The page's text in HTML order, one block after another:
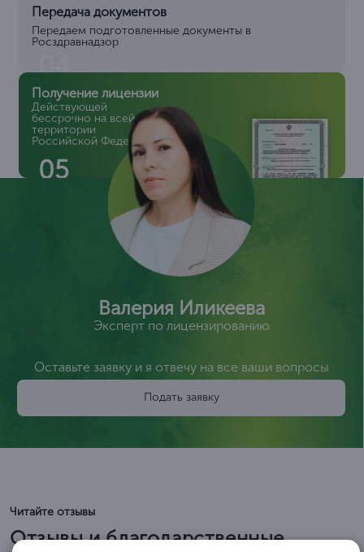
Передача документов
Передаем подготовленные документы в
Росздравнадзор
04
Получение лицензии
Действующей
бессрочно на всей
территории
Российской Федерации
05
Валерия Иликеева
Эксперт по лицензированию
Оставьте заявку и я отвечу на все ваши вопросы
Подать заявку
Читайте отзывы
Отзывы и благодарственные